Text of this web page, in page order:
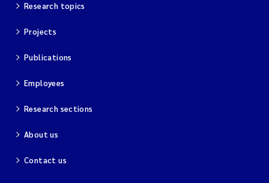
Research topics
Projects
Publications
Employees
Research sections
About us
Contact us